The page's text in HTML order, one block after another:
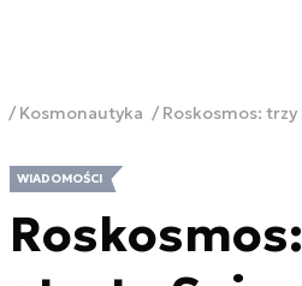
Kosmonautyka Roskosmos:
WIADOMOŚCI